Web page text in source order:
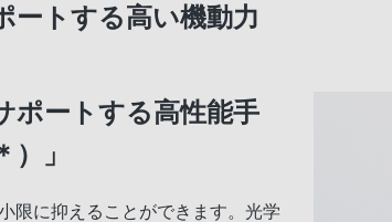
ートする高い機動力
ポートする高性能手
」
限に抑えることができます。光学